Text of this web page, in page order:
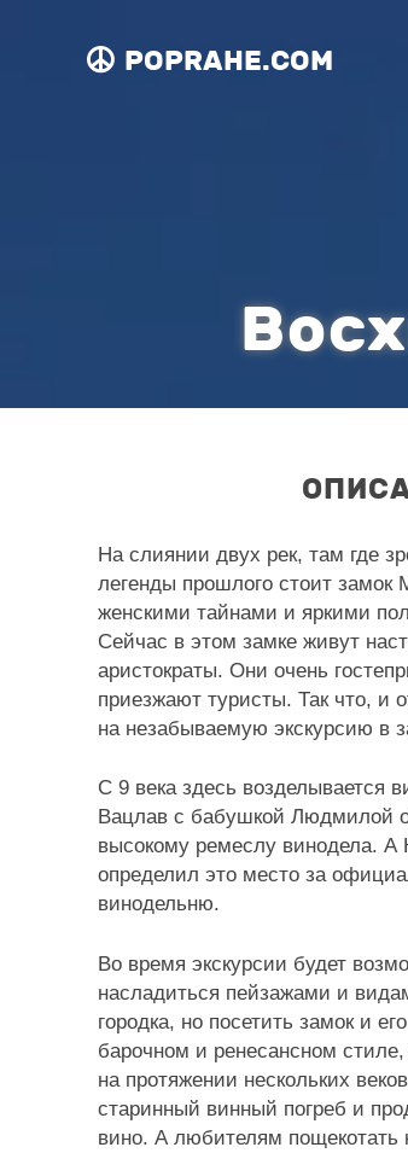
POPRAHE.COM
На слиянии двух рек, там где
легенды прошлого стоит замок
женскими тайнами и яркими
Сейчас в этом замке живут
аристократы. Они очень
приезжают туристы. Так что, и
на незабываемую экскурсию в
С 9 века здесь возделывается
Вацлав с бабушкой Людмилой
высокому ремеслу винодела. А
определил это место за
винодельню.
Во время экскурсии будет
насладиться пейзажами и
городка, но посетить замок и
барочном и ренесансном
на протяжении нескольких
старинный винный погреб и
вино. А любителям пощекотать